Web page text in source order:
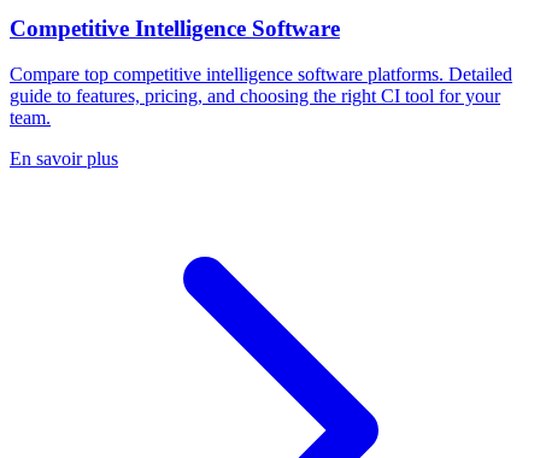
Competitive Intelligence Software
Compare top competitive intelligence software platforms. Detailed
guide to features, pricing, and choosing the right CI tool for your
team.
En savoir plus